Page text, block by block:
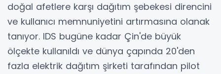
doğal afetlere karşı dağıtım şebekesi direncini
ve kullanıcı memnuniyetini artırmasına olanak
tanıyor. IDS bugüne kadar Çin'de büyük
ölçekte kullanıldı ve dünya çapında 20'den
fazla elektrik dağıtım şirketi tarafından pilot